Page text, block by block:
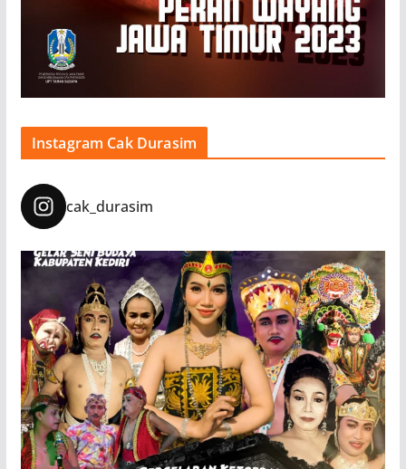
Instagram Cak Durasim
cak_durasim